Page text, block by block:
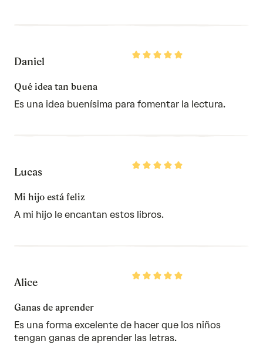
Rated
Daniel
Qué idea tan buena
Es una idea buenísima para fomentar la lectura.
Rated
Lucas
Mi hijo está feliz
A mi hijo le encantan estos libros.
Rated
Alice
Ganas de aprender
Es una forma excelente de hacer que los niños
tengan ganas de aprender las letras.